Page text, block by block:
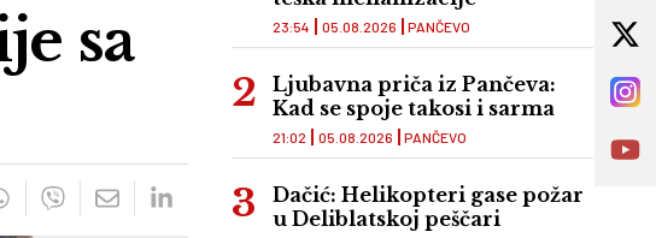
sa
PANČEVO
23:54 05.08.2026
Ljubavna priča iz Pančeva:
Kad se spoje takosi i sarma
PANČEVO
21:02 05.08.2026
Dačić: Helikopteri gase požar
u Deliblatskoj peščari